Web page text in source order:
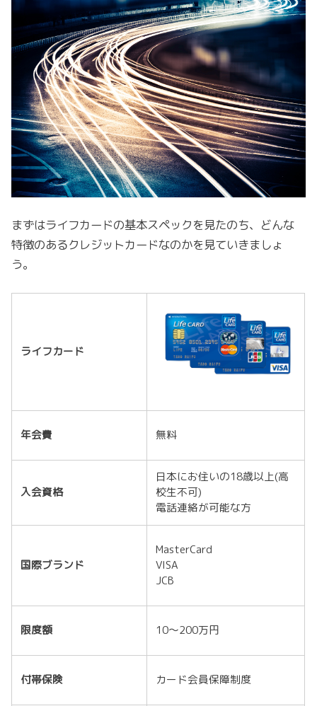
まずはライフカードの基本スペックを見たのち、どんな
特徴のあるクレジットカードなのかを見ていきましょ
う。
ライフカード
年会費 無料
入会資格
日本にお住いの18歳以上(高
校生不可)
電話連絡が可能な方
国際ブランド
MasterCard
VISA
JCB
限度額 10～200万円
付帯保険 カード会員保障制度